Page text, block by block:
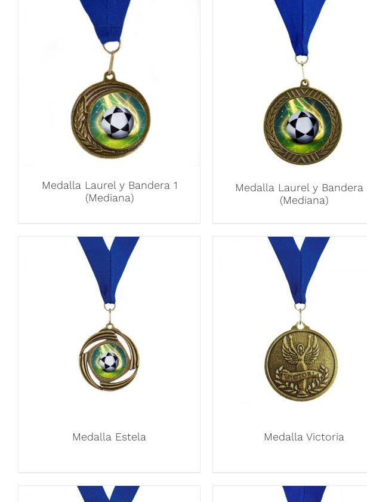
Medalla Laurel y Bandera 1
(Mediana)
Medalla Laurel y Bandera
(Mediana)
Medalla Estela Medalla Victoria